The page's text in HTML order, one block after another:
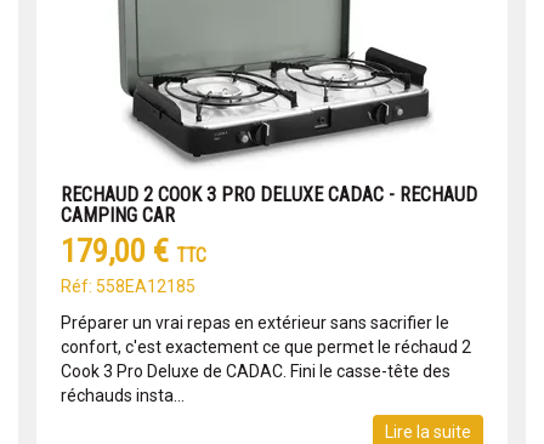
RECHAUD 2 COOK 3 PRO DELUXE CADAC - RECHAUD
CAMPING CAR
179,00 € TTC
Réf: 558EA12185
Préparer un vrai repas en extérieur sans sacrifier le
confort, c'est exactement ce que permet le réchaud 2
Cook 3 Pro Deluxe de CADAC. Fini le casse-tête des
réchauds insta...
Lire la suite